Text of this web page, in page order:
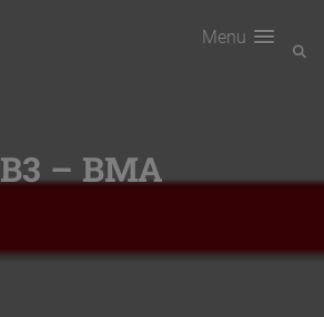
Menu
B3 – BMA